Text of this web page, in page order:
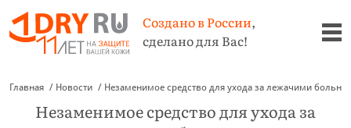
Создано в России,
сделано для Вас!
Главная Новости Незаменимое средство для ухода за лежачими
Незаменимое средство для ухода за